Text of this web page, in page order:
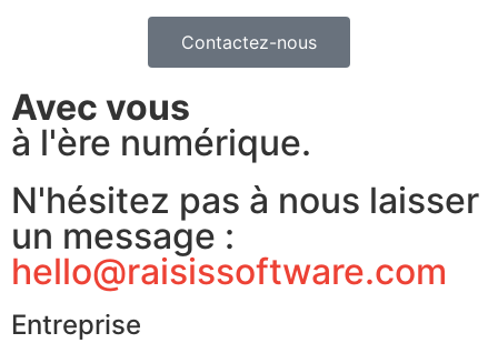
Contactez-nous
Avec vous
à l'ère numérique.
N'hésitez pas à nous laisser
un message :
hello@raisissoftware.com
Entreprise